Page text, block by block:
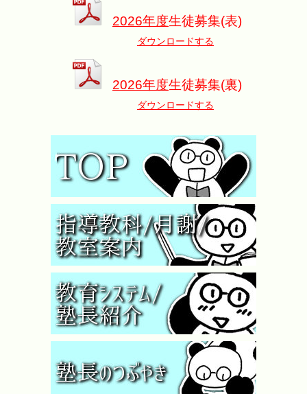
2026年度生徒募集(表)
ダウンロードする
2026年度生徒募集(裏)
ダウンロードする